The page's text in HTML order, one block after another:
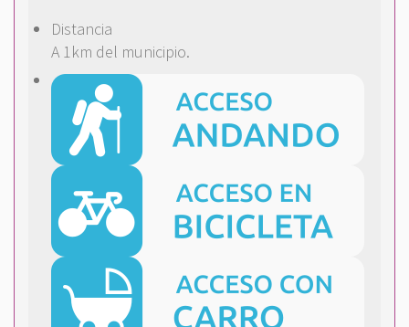
Distancia
A 1km del municipio.